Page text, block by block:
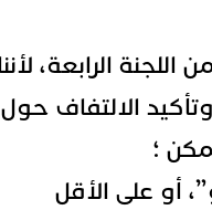
الرابعة، لأننا
الالتفاف حول
؛
أو على الأقل